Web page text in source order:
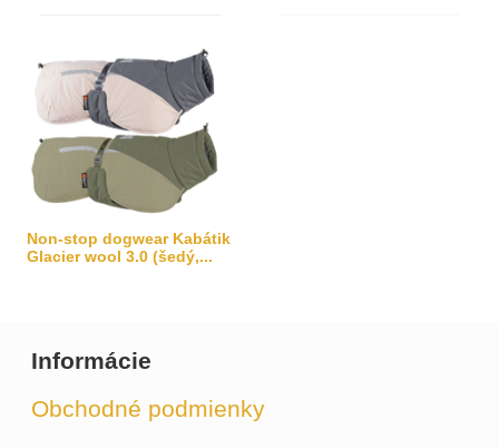
Non-stop dogwear Kabátik
Glacier wool 3.0 (šedý,...
Informácie
Obchodné podmienky